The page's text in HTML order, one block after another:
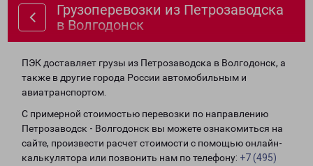
Грузоперевозки из Петрозаводска
в Волгодонск
ПЭК доставляет грузы из Петрозаводска в Волгодонск, а
также в другие города России автомобильным и
авиатранспортом.
С примерной стоимостью перевозки по направлению
Петрозаводск - Волгодонск вы можете ознакомиться на
сайте, произвести расчет стоимости с помощью онлайн-
калькулятора или позвонить нам по телефону: +7 (495)